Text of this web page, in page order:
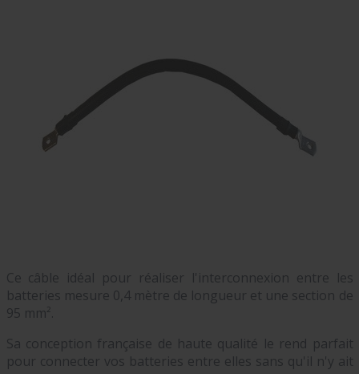
Ce câble idéal pour réaliser l'interconnexion entre les
batteries mesure 0,4 mètre de longueur et une section de
95 mm².
Sa conception française de haute qualité le rend parfait
pour connecter vos batteries entre elles sans qu'il n'y ait